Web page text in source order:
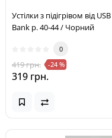
Устілки з підігрівом від
Bank р. 40-44 / Чорний
0
419 грн. -24 %
319 грн.